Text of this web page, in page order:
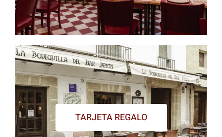
TARJETA REGALO